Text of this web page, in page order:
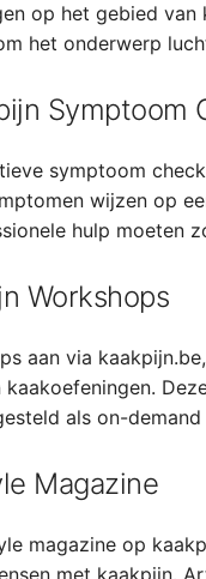
op het gebied
het onderwerp
Symptoom
symptoom
wijzen op
hulp moeten
Workshops
aan via
kaakoefeningen.
als on-
Magazine
magazine op
met kaakpijn.